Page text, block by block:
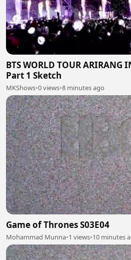
BTS WORLD TOUR ARIRANG
Part 1 Sketch
MKShows•0 views•8 minutes ago
Game of Thrones S03E04
Mohammad Munna•1 views•10 minutes